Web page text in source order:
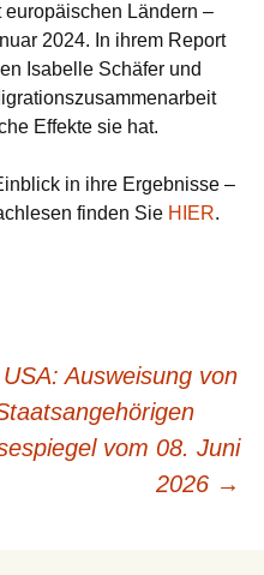
europäischen Ländern –
2024. In ihrem Report
Isabelle Schäfer und
Effekte sie hat.
in ihre Ergebnisse –
finden Sie HIER.
Ausweisung von
vom 08. Juni
2026 →